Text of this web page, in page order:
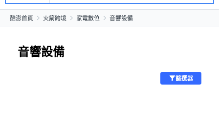
酷澎首頁 火箭跨境 家電數位 音響設備
音響設備
篩選器